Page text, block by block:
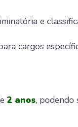
e
cargos
2 anos, podendo